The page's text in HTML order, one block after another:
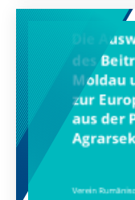
Spitze eines
Problemen
der politischen
neue
einem
gegenüber
und im
Neuanfang mit